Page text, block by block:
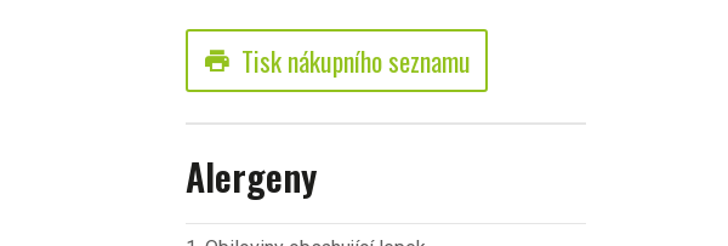
print Tisk nákupního seznamu
Alergeny